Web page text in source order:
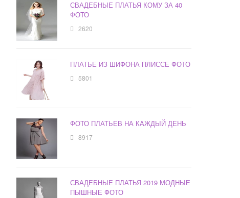
СВАДЕБНЫЕ ПЛАТЬЯ КОМУ ЗА 40
ФОТО
2620
ПЛАТЬЕ ИЗ ШИФОНА ПЛИССЕ ФОТО
5801
ФОТО ПЛАТЬЕВ НА КАЖДЫЙ ДЕНЬ
8917
СВАДЕБНЫЕ ПЛАТЬЯ 2019 МОДНЫЕ
ПЫШНЫЕ ФОТО